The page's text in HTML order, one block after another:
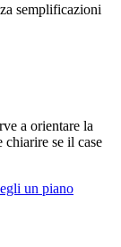
semplificazioni
a orientare la
chiarire se il case
un piano